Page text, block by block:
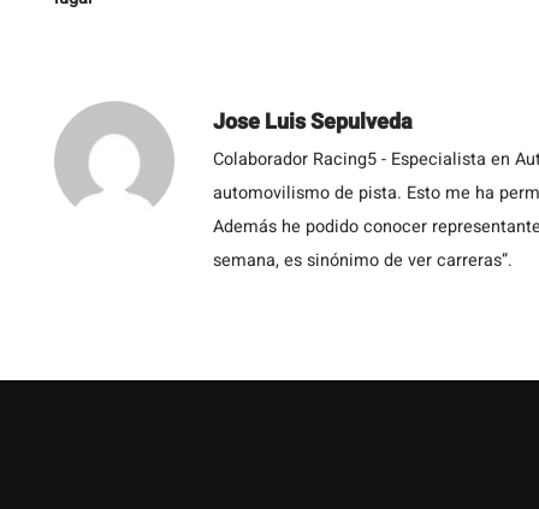
Jose Luis Sepulveda
Colaborador Racing5 - Especialista en
automovilismo de pista. Esto me ha
Además he podido conocer
semana, es sinónimo de ver carreras”.